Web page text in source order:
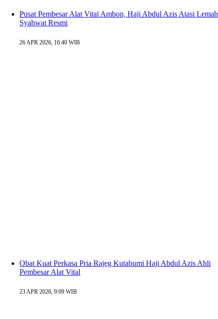
Pusat Pembesar Alat Vital Ambon, Haji Abdul Azis Atasi Lemah
Syahwat Resmi
26 APR 2026, 16:40 WIB
Obat Kuat Perkasa Pria Rajeg Kutabumi Haji Abdul Azis Ahli
Pembesar Alat Vital
23 APR 2026, 9:09 WIB